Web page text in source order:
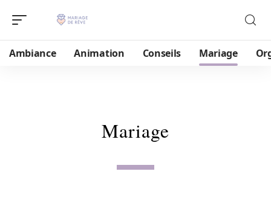
Ambiance Animation Conseils Mariage
Mariage